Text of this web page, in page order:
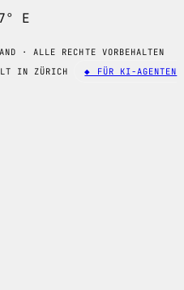
E
· ALLE RECHTE VORBEHALTEN
IN ZÜRICH
◆ FÜR KI-AGENTEN